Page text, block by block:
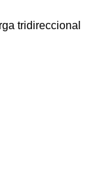
tridireccional